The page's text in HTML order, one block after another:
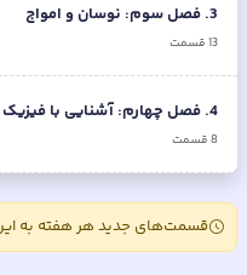
3
. فصل سوم: نوسان و امواج
13قسمت
4
. فصل چهارم: آشنایی با
8قسمت
قسمت‌های جدید هر هفته به